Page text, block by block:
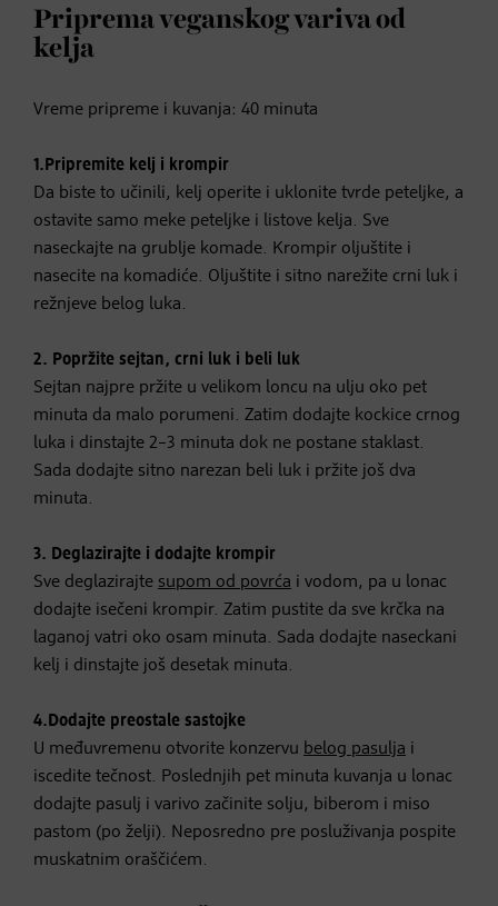
Priprema veganskog variva od
kelja
Vreme pripreme i kuvanja: 40 minuta
1. Pripremite kelj i krompir
Da biste to učinili, kelj operite i uklonite tvrde peteljke, a
ostavite samo meke peteljke i listove kelja. Sve
naseckajte na grublje komade. Krompir oljuštite i
nasecite na komadiće. Oljuštite i sitno narežite crni luk i
režnjeve belog luka.
2. Popržite sejtan, crni luk i beli luk
Sejtan najpre pržite u velikom loncu na ulju oko pet
minuta da malo porumeni. Zatim dodajte kockice crnog
luka i dinstajte 2–3 minuta dok ne postane staklast.
Sada dodajte sitno narezan beli luk i pržite još dva
minuta.
3. Deglazirajte i dodajte krompir
Sve deglazirajte supom od povrća i vodom, pa u lonac
dodajte isečeni krompir. Zatim pustite da sve krčka na
laganoj vatri oko osam minuta. Sada dodajte naseckani
kelj i dinstajte još desetak minuta.
4. Dodajte preostale sastojke
U međuvremenu otvorite konzervu belog pasulja i
iscedite tečnost. Poslednjih pet minuta kuvanja u lonac
dodajte pasulj i varivo začinite solju, biberom i miso
pastom (po želji). Neposredno pre posluživanja pospite
muskatnim oraščićem.